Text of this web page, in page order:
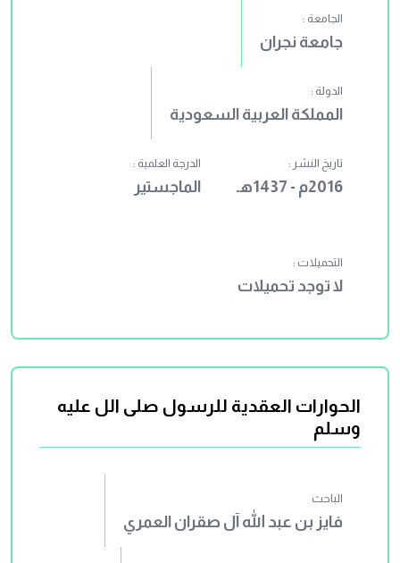
الجامعة :
جامعة نجران
الدولة :
المملكة العربية السعودية
تاريخ النشر :
2016م - 1437هـ
الدرجة العلمية :
الماجستير
التحميلات :
لا توجد تحميلات
الحوارات العقدية للرسول صلى الل عليه
وسلم
الباحث
فايز بن عبد الله آل صقران العمري